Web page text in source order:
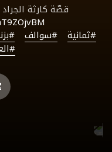
قصّة كارثة الجراد
#ثمانية #سوالف